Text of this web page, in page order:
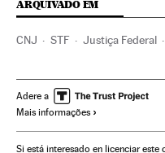
ARQUIVADO EM
CNJ STF Justiça Federal
Parlamento Conflitos
América Latina
Justiça Política Trabalho
Adere a
Mais informações
Si está interesado en licenciar este